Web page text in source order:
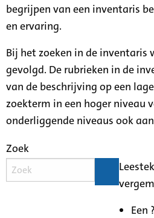
begrijpen van een inventaris
en ervaring.
Bij het zoeken in de inventaris
gevolgd. De rubrieken in de
van de beschrijving op een
zoekterm in een hoger niveau
onderliggende niveaus ook
Zoek
Een